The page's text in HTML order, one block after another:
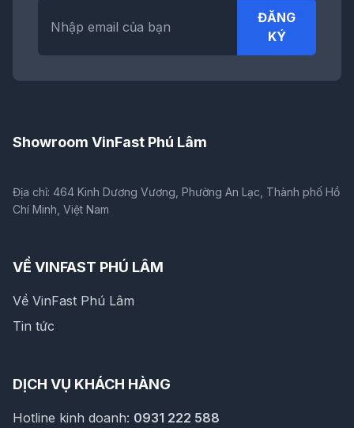
ĐĂNG
KÝ
Showroom VinFast Phú Lâm
Địa chỉ: 464 Kinh Dương Vương, Phường An Lạc, Thành phố Hồ
Chí Minh, Việt Nam
VỀ VINFAST PHÚ LÂM
Về VinFast Phú Lâm
Tin tức
DỊCH VỤ KHÁCH HÀNG
Hotline kinh doanh: 0931 222 588